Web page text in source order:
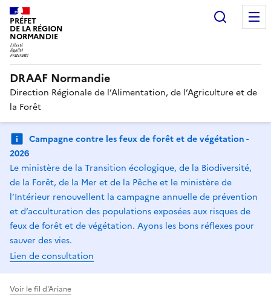
PRÉFET
DE LA RÉGION
NORMANDIE
DRAAF Normandie
Direction Régionale de l’Alimentation, de l’Agriculture et de
la Forêt
Campagne contre les feux de forêt et de végétation -
2026
Le ministère de la Transition écologique, de la Biodiversité,
de la Forêt, de la Mer et de la Pêche et le ministère de
l’Intérieur renouvellent la campagne annuelle de prévention
et d’acculturation des populations exposées aux risques de
feux de forêt et de végétation. Ayons les bons réflexes pour
sauver des vies.
Lien de consultation
Voir le fil d'Ariane